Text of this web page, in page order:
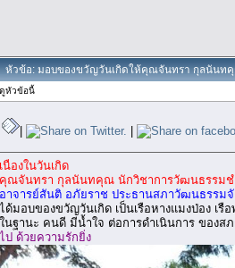
หัวข้อ: มอบของขวัญวันเกิดให้คุณจันทรา กุลนันท
หัวข้อนี้
| |
เนื่องในวันเกิด
คุณจันทรา กุลนันทคุณ นักวิชาการวัฒนธรรมช
อาจารย์สันติ อภัยราช ประธานสภาวัฒนธรรมจั
ได้มอบของขวัญวันเกิด เป็นเรือหางแมงป่อง เรื
ในฐานะ คนดี มีน้ำใจ ต่อการดำเนินการ ของส
ไป ด้วยความรักยิ่ง